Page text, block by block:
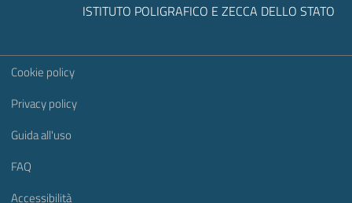
ISTITUTO POLIGRAFICO E ZECCA DELLO STATO
Sezione Link Utili
Cookie policy
Privacy policy
Guida all'uso
FAQ
Accessibilità